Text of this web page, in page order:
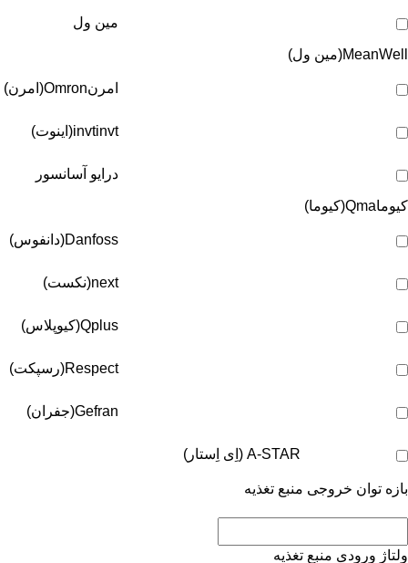
مین ول
MeanWell(مین ول)
امرنOmron(امرن)
invtinvt(اینوت)
درایو آسانسور
کیوماQma(کیوما)
Danfoss(دانفوس)
next(نکست)
Qplus(کیوپلاس)
Respect(رسپکت)
Gefran(جفران)
A-STAR (اِی اِستار)
بازه توان خروجی منبع تغذیه
ولتاژ ورودی منبع تغذیه